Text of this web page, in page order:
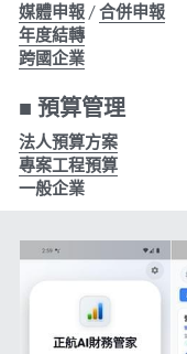
媒體申報 / 合併申報
年度結轉
跨國企業
■ 預算管理
法人預算方案
專案工程預算
一般企業